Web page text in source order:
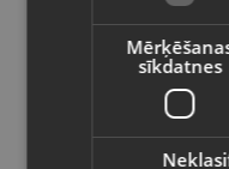
Samsung Galaxy
Latviešu /
sīkdatnes